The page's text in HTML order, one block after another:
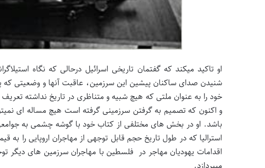
او تاکید میکند که گفتمان تاریخی اسرائیل درحالی که نگاه
شنیدن صدای ساکنان پیشین این سرزمین، عاقبت آنها و وضعیتی
خود را به عنوان ملتی که هیچ شبیه و متناظری در تاریخ نداشته
و اکنون که تصمیم به گرفتن سرزمینی گرفته است هیچ مساله ای
باشد. او در بخش های مختلفی از کتاب خود با گوشه چشمی به جوامعی
استرالیا که در طول تاریخ حجم قابل توجهی از مهاجران اروپایی را به
اقدامات یهودیان مهاجر در فلسطین با مهاجران سرزمین های دیگر